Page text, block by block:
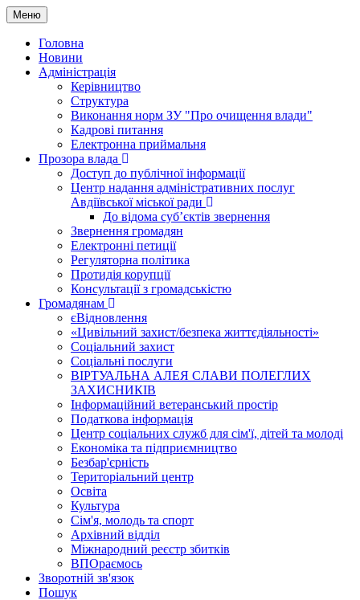
Меню
Головна
Новини
Адміністрація
Керівництво
Структура
Виконання норм ЗУ "Про очищення влади"
Кадрові питання
Електронна приймальня
Прозора влада
Доступ до публічної інформації
Центр надання адміністративних послуг
Авдіївської міської ради
До відома суб’єктів звернення
Звернення громадян
Електронні петиції
Регуляторна політика
Протидія корупції
Консультації з громадськістю
Громадянам
єВідновлення
«Цивільний захист/безпека життєдіяльності»
Соціальний захист
Соціальні послуги
ВІРТУАЛЬНА АЛЕЯ СЛАВИ ПОЛЕГЛИХ
ЗАХИСНИКІВ
Інформаційний ветеранський простір
Податкова інформація
Центр соціальних служб для сім'ї, дітей та молоді
Економіка та підприємництво
Безбар'єрність
Територіальний центр
Освіта
Культура
Сім'я, молодь та спорт
Архівний відділ
Міжнародний реєстр збитків
ВПОраємось
Зворотній зв'язок
Пошук